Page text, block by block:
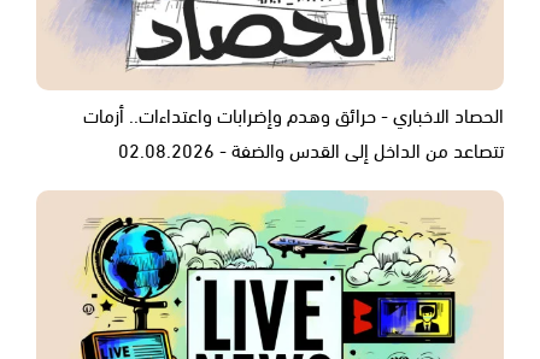
الحصاد الاخباري - حرائق وهدم وإضرابات واعتداءات.. أزمات
تتصاعد من الداخل إلى القدس والضفة - 02.08.2026